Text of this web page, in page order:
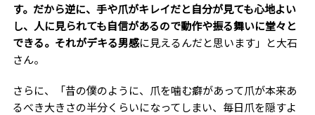
す。だから逆に、手や爪がキレイだと自分が見ても心地よい
し、人に見られても自信があるので動作や振る舞いに堂々と
できる。それがデキる男感に見えるんだと思います」と大石
さん。
さらに、「昔の僕のように、爪を噛む癖があって爪が本来あ
るべき大きさの半分くらいになってしまい、毎日爪を隠すよ